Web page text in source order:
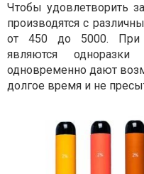
Чтобы удовлетворить
производятся с
от 450 до 5000. При
являются
одновременно дают
долгое время и не